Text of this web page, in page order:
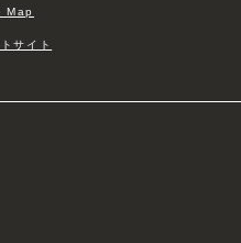
Map
サイト